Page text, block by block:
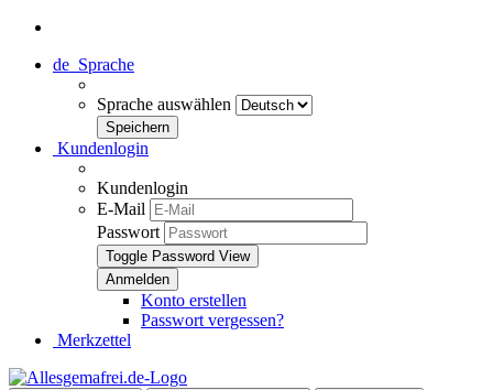
de Sprache
Sprache auswählen
Kundenlogin
Kundenlogin
E-Mail
Passwort
Toggle Password View
Konto erstellen
Passwort vergessen?
Merkzettel